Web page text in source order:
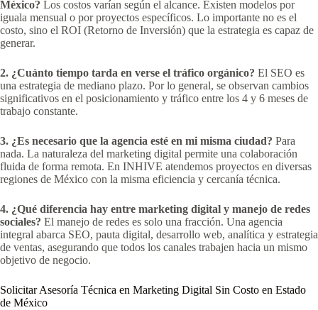
México? Los costos varían según el alcance. Existen modelos por
iguala mensual o por proyectos específicos. Lo importante no es el
costo, sino el ROI (Retorno de Inversión) que la estrategia es capaz de
generar.
2. ¿Cuánto tiempo tarda en verse el tráfico orgánico? El SEO es
una estrategia de mediano plazo. Por lo general, se observan cambios
significativos en el posicionamiento y tráfico entre los 4 y 6 meses de
trabajo constante.
3. ¿Es necesario que la agencia esté en mi misma ciudad? Para
nada. La naturaleza del marketing digital permite una colaboración
fluida de forma remota. En INHIVE atendemos proyectos en diversas
regiones de México con la misma eficiencia y cercanía técnica.
4. ¿Qué diferencia hay entre marketing digital y manejo de redes
sociales? El manejo de redes es solo una fracción. Una agencia
integral abarca SEO, pauta digital, desarrollo web, analítica y estrategia
de ventas, asegurando que todos los canales trabajen hacia un mismo
objetivo de negocio.
Solicitar Asesoría Técnica en Marketing Digital Sin Costo en Estado
de México